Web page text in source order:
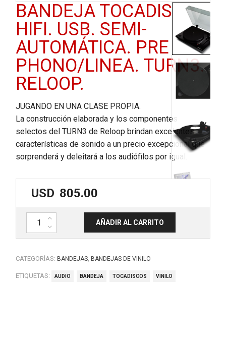
BANDEJA TOCADISCOS
HIFI. USB. SEMI-
AUTOMÁTICA. PRE
PHONO/LINEA. TURN3.
RELOOP.
JUGANDO EN UNA CLASE PROPIA.
La construcción elaborada y los componentes
selectos del TURN3 de Reloop brindan excelentes
características de sonido a un precio excepcional que
sorprenderá y deleitará a los audiófilos por igual.
USD 805.00
Bandeja Tocadiscos HIFI. USB. Semi-automática. pre phono/linea.
AÑADIR AL CARRITO
CATEGORÍAS: BANDEJAS BANDEJAS DE VINILO
ETIQUETAS: AUDIO BANDEJA TOCADISCOS VINILO